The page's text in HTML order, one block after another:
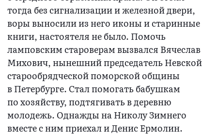
тогда без сигнализации и железной двери,
воры выносили из него иконы и старинные
книги, настоятеля не было. Помочь
ламповским староверам вызвался Вячеслав
Михович, нынешний председатель Невской
старообрядческой поморской общины
в Петербурге. Стал помогать бабушкам
по хозяйству, подтягивать в деревню
молодежь. Однажды на Николу Зимнего
вместе с ним приехал и Денис Ермолин.